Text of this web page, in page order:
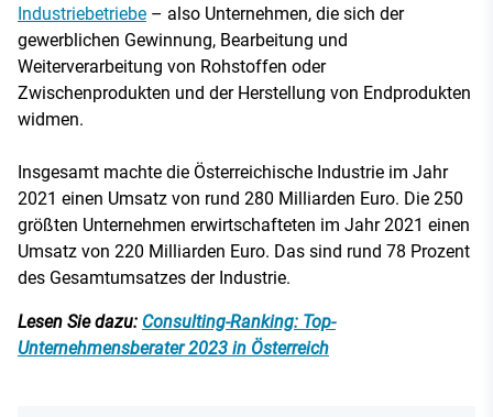
Industriebetriebe – also Unternehmen, die sich der
gewerblichen Gewinnung, Bearbeitung und
Weiterverarbeitung von Rohstoffen oder
Zwischenprodukten und der Herstellung von Endprodukten
widmen.
Insgesamt machte die Österreichische Industrie im Jahr
2021 einen Umsatz von rund 280 Milliarden Euro. Die 250
größten Unternehmen erwirtschafteten im Jahr 2021 einen
Umsatz von 220 Milliarden Euro. Das sind rund 78 Prozent
des Gesamtumsatzes der Industrie.
Lesen Sie dazu: Consulting-Ranking: Top-
Unternehmensberater 2023 in Österreich